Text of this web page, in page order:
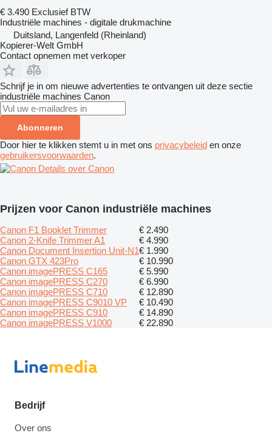
€ 3.490 Exclusief BTW
Industriële machines - digitale drukmachine
Duitsland, Langenfeld (Rheinland)
Kopierer-Welt GmbH
Contact opnemen met verkoper
Schrijf je in om nieuwe advertenties te ontvangen uit deze sectie
industriële machines Canon
Abonneren
Door hier te klikken stemt u in met ons privacybeleid en onze
gebruikersvoorwaarden.
Details over Canon
Prijzen voor Canon industriële machines
Canon F1 Booklet Trimmer
€ 2.490
Canon 2-Knife Trimmer A1
€ 4.990
Canon Document Insertion Unit-N1€ 1.990
Canon GTX 423Pro
€ 10.990
Canon imagePRESS C165
€ 5.990
Canon imagePRESS C270
€ 6.990
Canon imagePRESS C710
€ 12.890
Canon imagePRESS C9010 VP
€ 10.490
Canon imagePRESS C910
€ 14.890
Canon imagePRESS V1000
€ 22.890
Bedrijf
Over ons